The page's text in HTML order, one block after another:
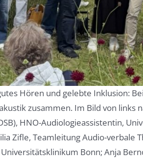
Hören und gelebte Inklusion:
zusammen. Im Bild von links
HNO-Audiologieassistentin,
Zifle, Teamleitung Audio-verbale
Bonn; Anja